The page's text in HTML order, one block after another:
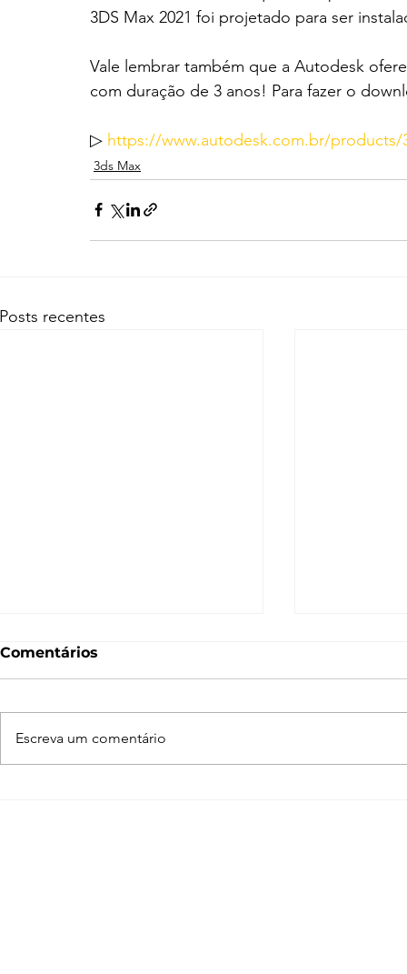
3DS Max 2021 foi projetado para ser
Vale lembrar também que a Autodesk
com duração de 3 anos! Para fazer o
▷ https://www.autodesk.com.br/products/
3ds Max
Posts recentes
Comentários
Escreva um comentário